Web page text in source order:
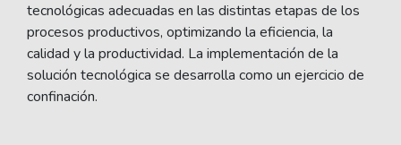
tecnológicas adecuadas en las distintas etapas de los
procesos productivos, optimizando la eficiencia, la
calidad y la productividad. La implementación de la
solución tecnológica se desarrolla como un ejercicio de
confinación.